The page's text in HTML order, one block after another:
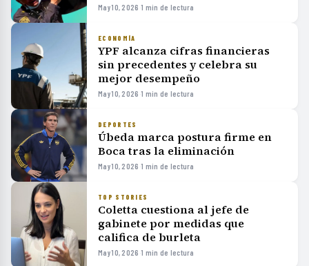
May 10, 2026 ·1 min de lectura
ECONOMÍA
YPF alcanza cifras financieras
sin precedentes y celebra su
mejor desempeño
May 10, 2026 ·1 min de lectura
DEPORTES
Úbeda marca postura firme en
Boca tras la eliminación
May 10, 2026 ·1 min de lectura
TOP STORIES
Coletta cuestiona al jefe de
gabinete por medidas que
califica de burleta
May 10, 2026 ·1 min de lectura